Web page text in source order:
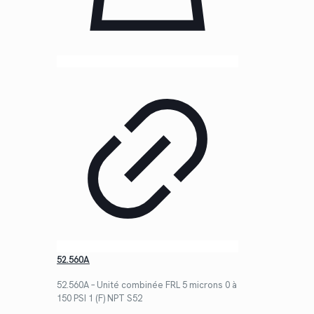
52.560A
52.560A – Unité combinée FRL 5 microns 0 à
150 PSI 1 (F) NPT S52